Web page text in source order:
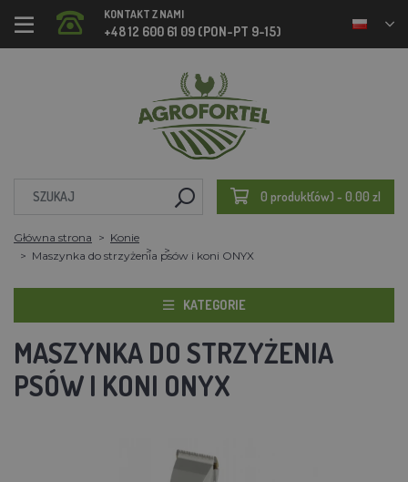
KONTAKT Z NAMI
+48 12 600 61 09 (PON-PT 9-15)
0 produkt(ów) - 0.00 zl
Główna strona
Konie
Maszynka do strzyżenia psów i koni ONYX
KATEGORIE
MASZYNKA DO STRZYŻENIA
PSÓW I KONI ONYX